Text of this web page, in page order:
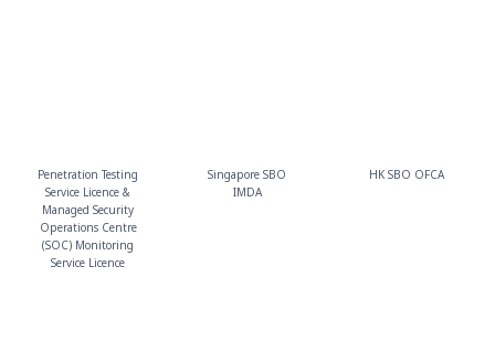
Penetration Testing
Service Licence &
Managed Security
Operations Centre
(SOC) Monitoring
Service Licence
Singapore SBO
IMDA
HK SBO OFCA